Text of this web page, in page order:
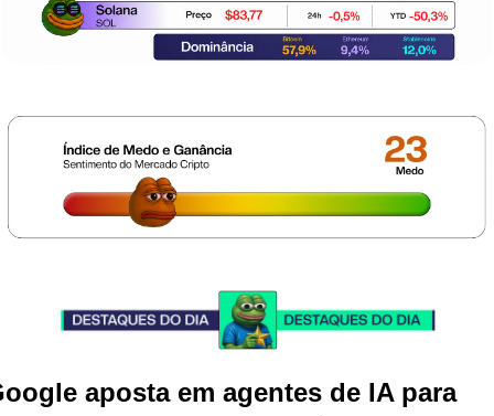
aposta em agentes de IA para